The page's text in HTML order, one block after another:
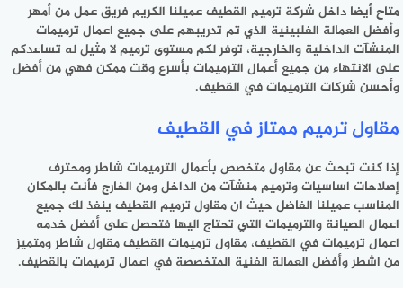
متاح أيضا داخل شركة ترميم القطيف عميلنا الكريم فريق عمل من أمهر
وأفضل العمالة الفلبينية الذي تم تدريبهم على جميع اعمال ترميمات
المنشآت الداخلية والخارجية، توفر لكم مستوى ترميم لا مثيل له تساعدكم
على الانتهاء من جميع أعمال الترميمات بأسرع وقت ممكن فهي من أفضل
وأحسن شركات الترميمات في القطيف.
مقاول ترميم ممتاز في القطيف
إذا كنت تبحث عن مقاول متخصص بأعمال الترميمات شاطر ومحترف
إصلاحات اساسيات وترميم منشآت من الداخل ومن الخارج فأنت بالمكان
المناسب عميلنا الفاضل حيث ان مقاول ترميم القطيف ينفذ لك جميع
اعمال الصيانة والترميمات التي تحتاج اليها فتحصل على أفضل خدمه
اعمال ترميمات في القطيف، مقاول ترميمات القطيف مقاول شاطر ومتميز
من اشطر وأفضل العمالة الفنية المتخصصة في اعمال ترميمات بالقطيف.